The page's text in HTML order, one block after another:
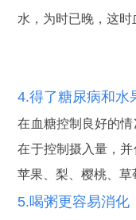
水，为时已晚，这时
4.得了糖尿病和水
在血糖控制良好的
在于控制摄入量，
苹果、梨、樱桃、草
5.喝粥更容易消化